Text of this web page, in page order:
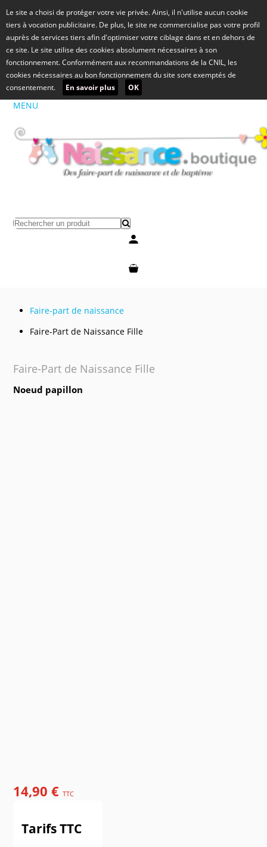
Le site a choisi de protéger votre vie privée. Ainsi, il n'utilise aucun cookie
tiers à vocation publicitaire. De plus, le site ne commercialise pas votre profil
auprès de services tiers afin d'optimiser votre ciblage dans et en dehors de
ce site. Le site utilise des cookies absolument nécessaires à son
fonctionnement. Conformément aux recommandations de la CNIL, les
cookies nécessaires au bon fonctionnement du site sont exemptés de
consentement.
En savoir plus OK
MENU
Faire-part de naissance
Faire-Part de Naissance Fille
Faire-Part de Naissance Fille
Noeud papillon
14,90 €TTC
Tarifs TTC